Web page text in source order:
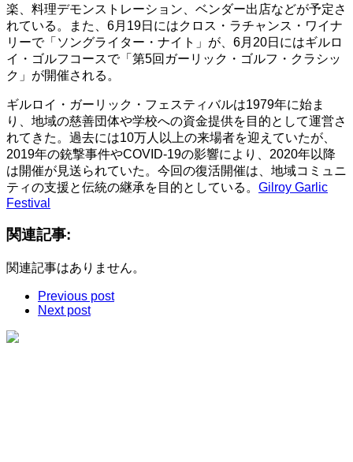
楽、料理デモンストレーション、ベンダー出店などが予定さ
れている。また、6月19日にはクロス・ラチャンス・ワイナ
リーで「ソングライター・ナイト」が、6月20日にはギルロ
イ・ゴルフコースで「第5回ガーリック・ゴルフ・クラシッ
ク」が開催される。
ギルロイ・ガーリック・フェスティバルは1979年に始ま
り、地域の慈善団体や学校への資金提供を目的として運営さ
れてきた。過去には10万人以上の来場者を迎えていたが、
2019年の銃撃事件やCOVID-19の影響により、2020年以降
は開催が見送られていた。今回の復活開催は、地域コミュニ
ティの支援と伝統の継承を目的としている。 Gilroy Garlic
Festival
関連記事:
関連記事はありません。
Previous post
Next post